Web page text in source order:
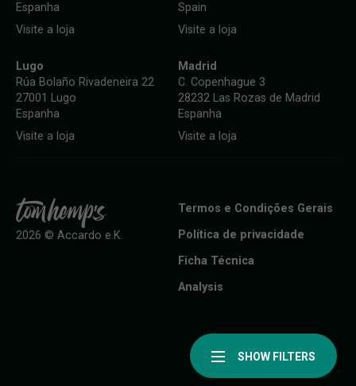
Espanha
Visite a loja
Spain
Visite a loja
Lugo
Rúa Bolaño Rivadeneira 22
27001 Lugo
Espanha
Visite a loja
Madrid
C. Copenhague 3
28232 Las Rozas de Madrid
Espanha
Visite a loja
Termos e Condições Gerais
Política de privacidade
Ficha Técnica
Analysis
2026 © Accardo e.K.
SHOW FILTERS